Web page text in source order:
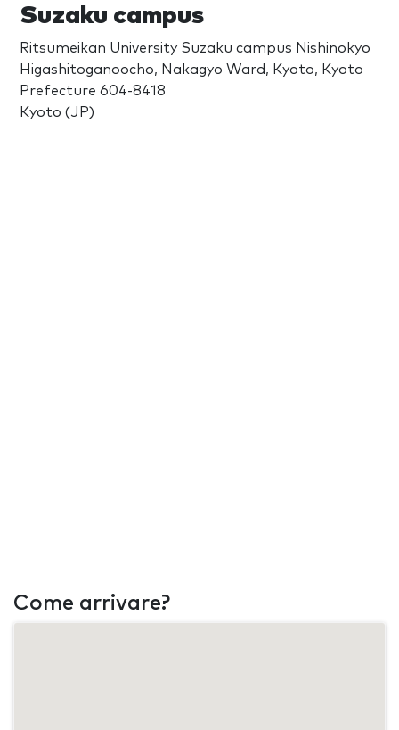
Suzaku campus
Ritsumeikan University Suzaku campus Nishinokyo
Higashitoganoocho, Nakagyo Ward, Kyoto, Kyoto
Prefecture 604-8418
Kyoto (JP)
Come arrivare?